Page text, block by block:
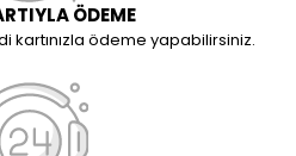
ÖDEME
kartınızla ödeme yapabilirsiniz.